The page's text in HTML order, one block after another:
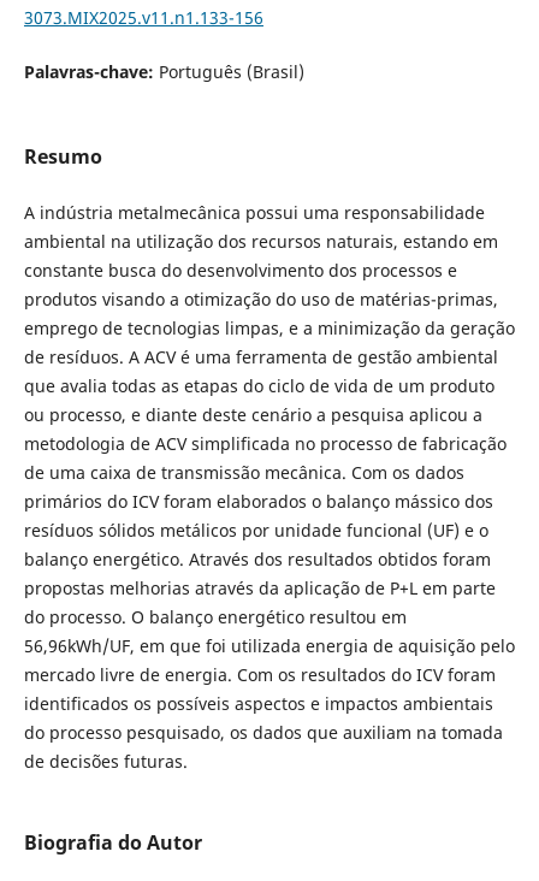
3073.MIX2025.v11.n1.133-156
Palavras-chave: Português (Brasil)
Resumo
A indústria metalmecânica possui uma responsabilidade
ambiental na utilização dos recursos naturais, estando em
constante busca do desenvolvimento dos processos e
produtos visando a otimização do uso de matérias-primas,
emprego de tecnologias limpas, e a minimização da geração
de resíduos. A ACV é uma ferramenta de gestão ambiental
que avalia todas as etapas do ciclo de vida de um produto
ou processo, e diante deste cenário a pesquisa aplicou a
metodologia de ACV simplificada no processo de fabricação
de uma caixa de transmissão mecânica. Com os dados
primários do ICV foram elaborados o balanço mássico dos
resíduos sólidos metálicos por unidade funcional (UF) e o
balanço energético. Através dos resultados obtidos foram
propostas melhorias através da aplicação de P+L em parte
do processo. O balanço energético resultou em
56,96kWh/UF, em que foi utilizada energia de aquisição pelo
mercado livre de energia. Com os resultados do ICV foram
identificados os possíveis aspectos e impactos ambientais
do processo pesquisado, os dados que auxiliam na tomada
de decisões futuras.
Biografia do Autor